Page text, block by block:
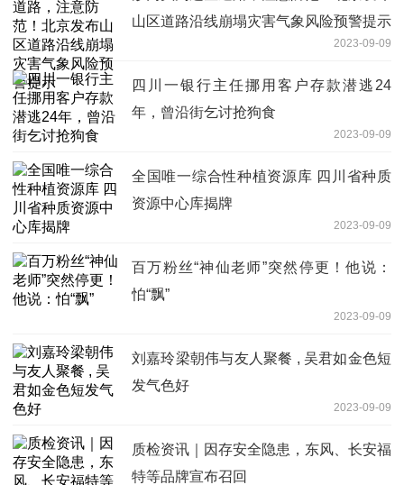
山区道路沿线崩塌灾害气象风险预警提示
2023-09-09
四川一银行主任挪用客户存款潜逃24
年，曾沿街乞讨抢狗食
2023-09-09
全国唯一综合性种植资源库 四川省种质
资源中心库揭牌
2023-09-09
百万粉丝“神仙老师”突然停更！他说：
怕“飘”
2023-09-09
刘嘉玲梁朝伟与友人聚餐 , 吴君如金色短
发气色好
2023-09-09
质检资讯｜因存安全隐患，东风、长安福
特等品牌宣布召回